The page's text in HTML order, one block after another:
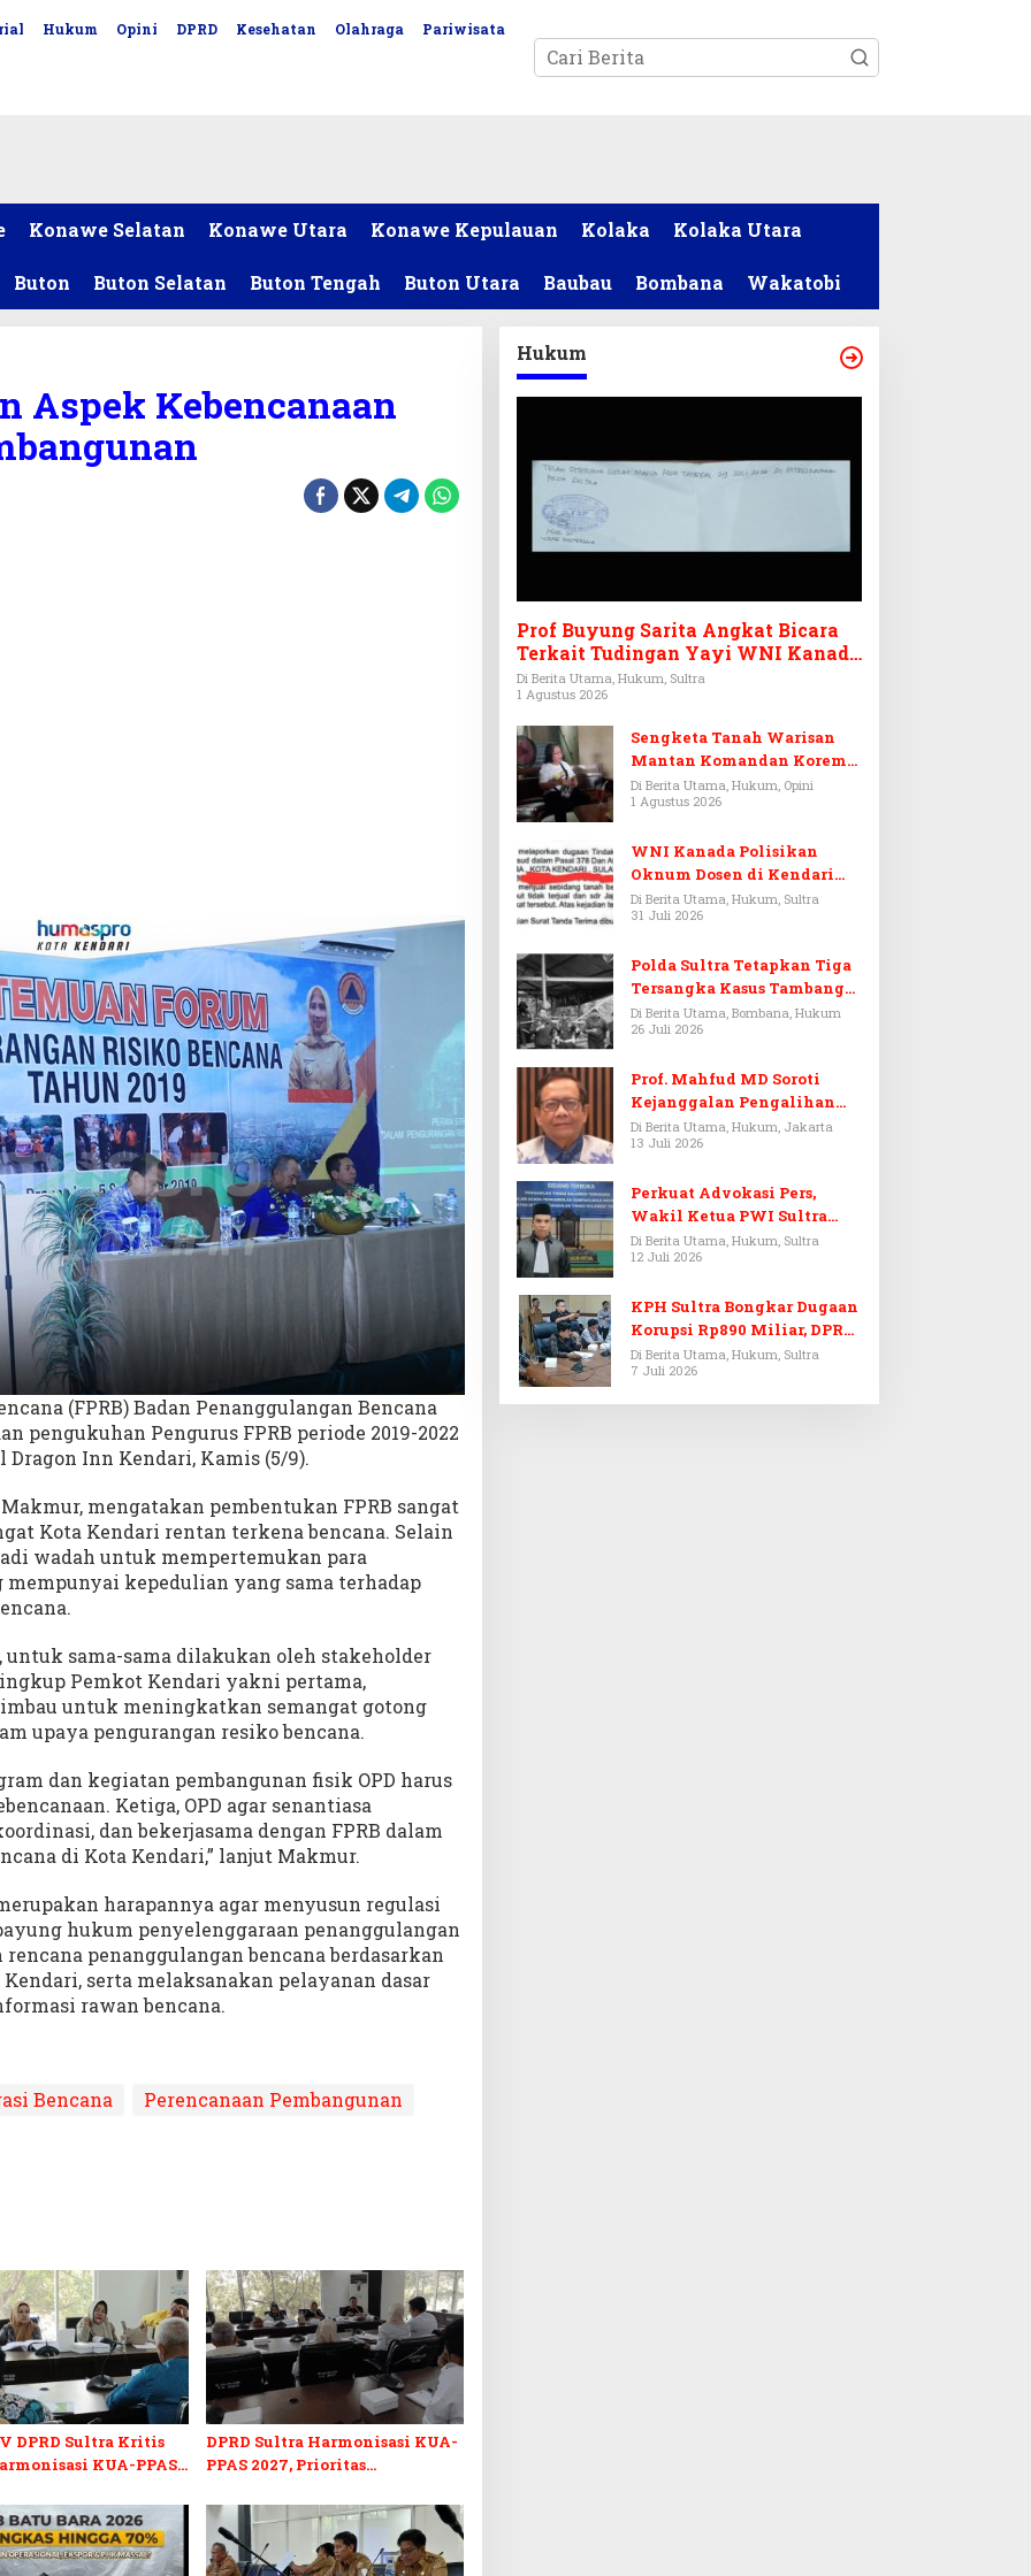
Hukum Opini DPRD Kesehatan Olahraga Pariwisata
Konawe Selatan Konawe Utara Konawe Kepulauan Kolaka Kolaka Utara
Buton Buton Selatan Buton Tengah Buton Utara Baubau Bombana Wakatobi
Aspek Kebencanaan
(FPRB) Badan Penanggulangan Bencana
pengukuhan Pengurus FPRB periode 2019-2022
Inn Kendari, Kamis (5/9).
mengatakan pembentukan FPRB sangat
Kota Kendari rentan terkena bencana. Selain
wadah untuk mempertemukan para
kepedulian yang sama terhadap
untuk sama-sama dilakukan oleh stakeholder
Pemkot Kendari yakni pertama,
untuk meningkatkan semangat gotong
upaya pengurangan resiko bencana.
dan kegiatan pembangunan fisik OPD harus
Ketiga, OPD agar senantiasa
dan bekerjasama dengan FPRB dalam
di Kota Kendari,” lanjut Makmur.
harapannya agar menyusun regulasi
hukum penyelenggaraan penanggulangan
penanggulangan bencana berdasarkan
serta melaksanakan pelayanan dasar
rawan bencana.
Bencana
Perencanaan Pembangunan
DPRD Sultra Kritis
KUA-PPAS
DPRD Sultra Harmonisasi KUA-
PPAS 2027, Prioritas
Pelunasan Utang Infrastruktur
Hukum
Prof Buyung Sarita Angkat Bicara
Terkait Tudingan Yayi WNI Kanada
Ditagih Utang Rp3,6 Miliar
Di Berita Utama, Hukum, Sultra
1 Agustus 2026
Sengketa Tanah Warisan
Mantan Komandan Korem
143/HO, Ketika Warisan
Menjadi Arena Pemerasan
Di Berita Utama, Hukum, Opini
1 Agustus 2026
WNI Kanada Polisikan
Oknum Dosen di Kendari
Terkait Aset Puluhan Miliar
Di Berita Utama, Hukum, Sultra
31 Juli 2026
Polda Sultra Tetapkan Tiga
Tersangka Kasus Tambang
Emas Ilegal di Bombana
Di Berita Utama, Bombana, Hukum
26 Juli 2026
Prof. Mahfud MD Soroti
Kejanggalan Pengalihan
Penyelidikan Tersangka
Febrie Adriansyah
Di Berita Utama, Hukum, Jakarta
13 Juli 2026
Perkuat Advokasi Pers,
Wakil Ketua PWI Sultra
Resmi Dilantik Menjadi
Advokat PERADI
Di Berita Utama, Hukum, Sultra
12 Juli 2026
KPH Sultra Bongkar Dugaan
Korupsi Rp890 Miliar, DPRD
Sultra Gelar RDP
Di Berita Utama, Hukum, Sultra
7 Juli 2026